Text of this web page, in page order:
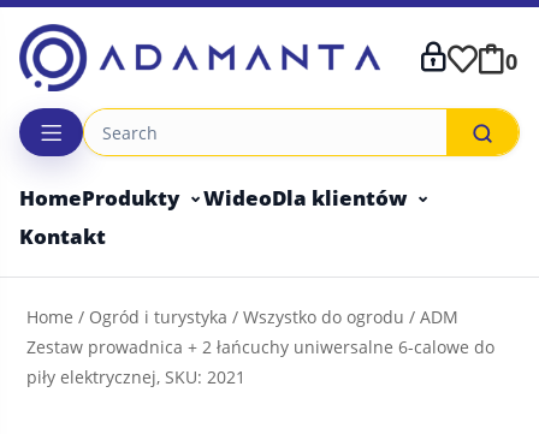
Skip
content
0
HomeProdukty WideoDla klientów
Kontakt
Home / Ogród i turystyka /Wszystko do ogrodu / ADM
Zestaw prowadnica + 2 łańcuchy uniwersalne 6-calowe do
piły elektrycznej, SKU: 2021